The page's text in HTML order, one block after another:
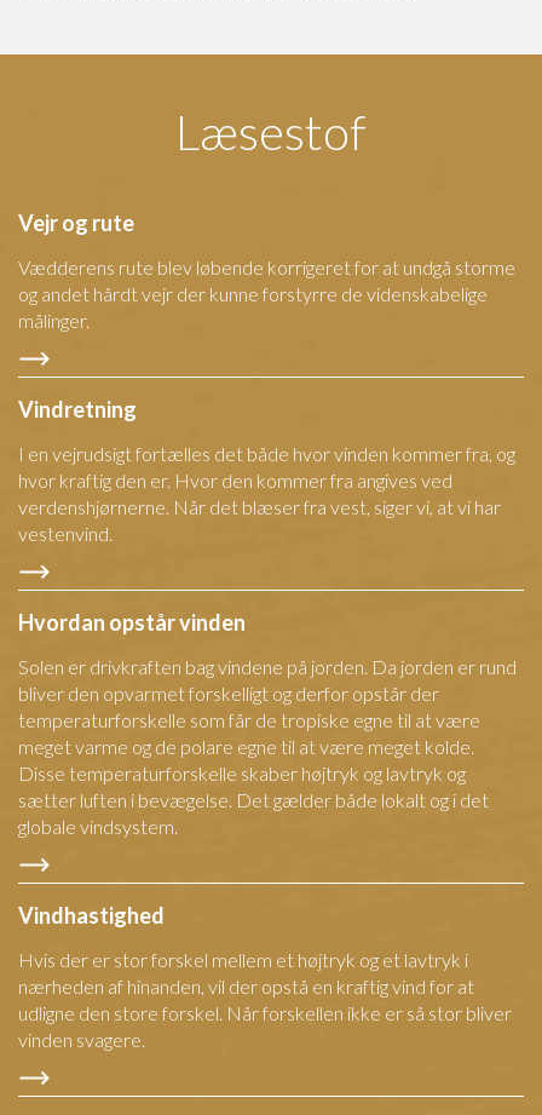
Læsestof
Vejr og rute
Vædderens rute blev løbende korrigeret for at undgå storme
og andet hårdt vejr der kunne forstyrre de videnskabelige
målinger.
Vindretning
I en vejrudsigt fortælles det både hvor vinden kommer fra, og
hvor kraftig den er. Hvor den kommer fra angives ved
verdenshjørnerne. Når det blæser fra vest, siger vi, at vi har
vestenvind.
Hvordan opstår vinden
Solen er drivkraften bag vindene på jorden. Da jorden er rund
bliver den opvarmet forskelligt og derfor opstår der
temperaturforskelle som får de tropiske egne til at være
meget varme og de polare egne til at være meget kolde.
Disse temperaturforskelle skaber højtryk og lavtryk og
sætter luften i bevægelse. Det gælder både lokalt og i det
globale vindsystem.
Vindhastighed
Hvis der er stor forskel mellem et højtryk og et lavtryk i
nærheden af hinanden, vil der opstå en kraftig vind for at
udligne den store forskel. Når forskellen ikke er så stor bliver
vinden svagere.